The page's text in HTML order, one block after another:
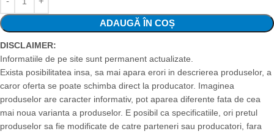
ADAUGĂ ÎN COȘ
DISCLAIMER:
Informatiile de pe site sunt permanent actualizate.
Exista posibilitatea insa, sa mai apara erori in descrierea produselor, a
caror oferta se poate schimba direct la producator. Imaginea
produselor are caracter informativ, pot aparea diferente fata de cea
mai noua varianta a produselor. E posibil ca specificatiile, ori pretul
produselor sa fie modificate de catre parteneri sau producatori, fara